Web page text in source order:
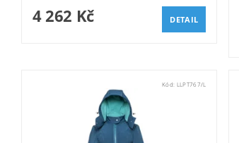
4 262 Kč DETAIL
Kód: LLPT767/L